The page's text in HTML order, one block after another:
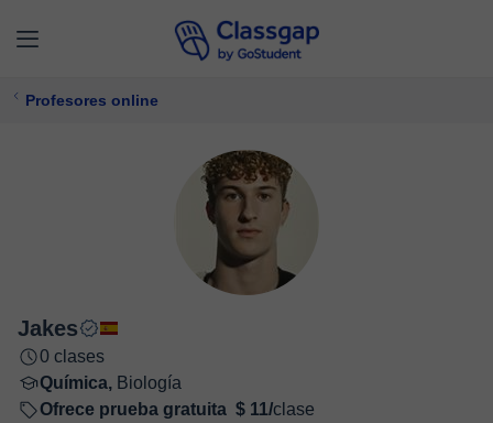
Profesores online
Jakes
0 clases
Química, Biología
Ofrece prueba gratuita $ 11/clase